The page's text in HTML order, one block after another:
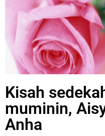
Kisah
muminin,
Anha